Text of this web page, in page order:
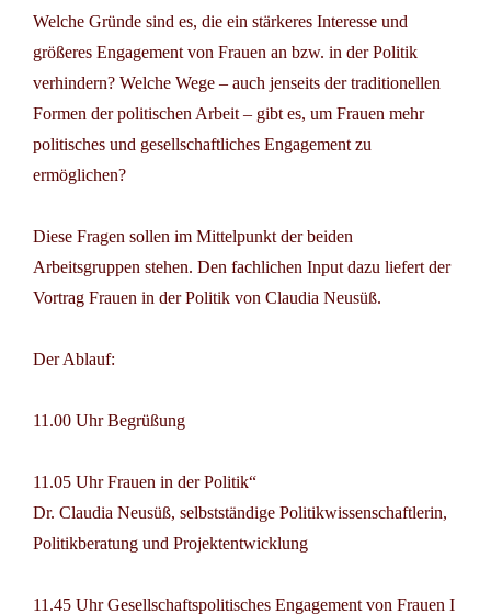
Welche Gründe sind es, die ein stärkeres Interesse und
größeres Engagement von Frauen an bzw. in der Politik
verhindern? Welche Wege – auch jenseits der traditionellen
Formen der politischen Arbeit – gibt es, um Frauen mehr
politisches und gesellschaftliches Engagement zu
ermöglichen?
Diese Fragen sollen im Mittelpunkt der beiden
Arbeitsgruppen stehen. Den fachlichen Input dazu liefert der
Vortrag Frauen in der Politik von Claudia Neusüß.
Der Ablauf:
11.00 Uhr Begrüßung
11.05 Uhr Frauen in der Politik“
Dr. Claudia Neusüß, selbstständige Politikwissenschaftlerin,
Politikberatung und Projektentwicklung
11.45 Uhr Gesellschaftspolitisches Engagement von Frauen I